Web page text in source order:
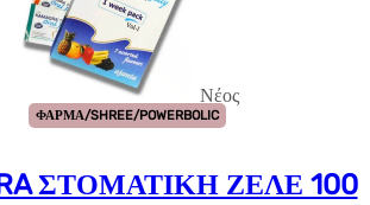
Νέος
ΦΑΡΜΑ/SHREE/POWERBOLIC
ΣΤΟΜΑΤΙΚΗ ΖΕΛΕ 100